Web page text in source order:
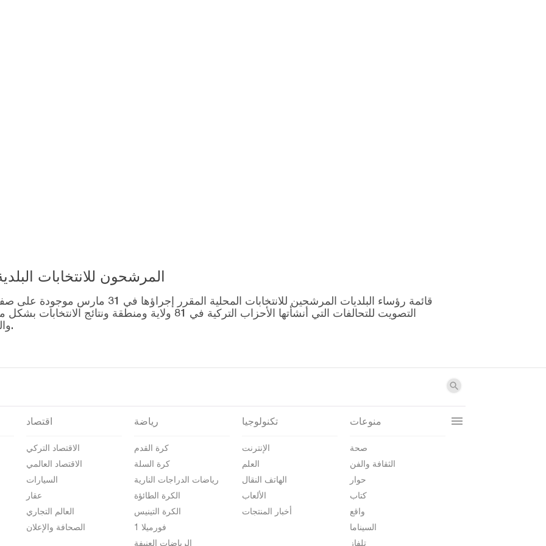
المرشحون للانتخابات البلدية المحلية
قائمة رؤساء البلديات المرشحين للانتخابات
التصويت للتحالفات التي أنشأتها الأحزاب التركية في 81
والمرشحين على صفحة نتائج الانتخابات 2024.
اقتصاد
الاقتصاد التركي
الاقتصاد العالمي
السيارات
عقار
العالم التجاري
الصحافة والإعلان
رياضة
كرة القدم
كرة السلة
رياضات الدراجات النارية
الكرة الطائؤة
الكرة التينيس
فورميلا 1
الرياضات العنيفة
تكنولوجيا
الإنترنت
العلم
الهاتف النقال
الألعاب
أخبار المنتجات
منوعات
صحة
الثقافة والفن
حوار
كتاب
واقع
السيناما
تلفاز